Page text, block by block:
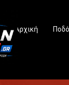
Αρχική